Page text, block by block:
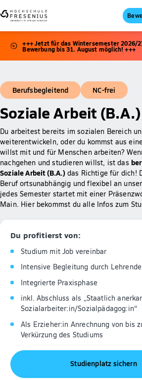
+++ Jetzt für das Wintersemester 2026/
Bewerbung bis 31. August möglich! +++
Berufsbegleitend NC-frei
Soziale Arbeit (B.A.)
Du arbeitest bereits im sozialen Bereich
weiterentwickeln, oder du kommst aus
willst mit und für Menschen arbeiten?
nachgehen und studieren willst, ist das
Soziale Arbeit (B.A.)das Richtige für dich!
Beruf ortsunabhängig und flexibel an
jedes Semester startet mit einer
Main. Hier bekommst du alle Infos zum
Du profitierst von:
Studium mit Job vereinbar
Intensive Begleitung durch Lehrende
Integrierte Praxisphase
inkl. Abschluss als „Staatlich
Sozialarbeiter:in/Sozialpädagog:in“
Als Erzieher:in Anrechnung von bis
Verkürzung des Studiums
Studienplatz sichern